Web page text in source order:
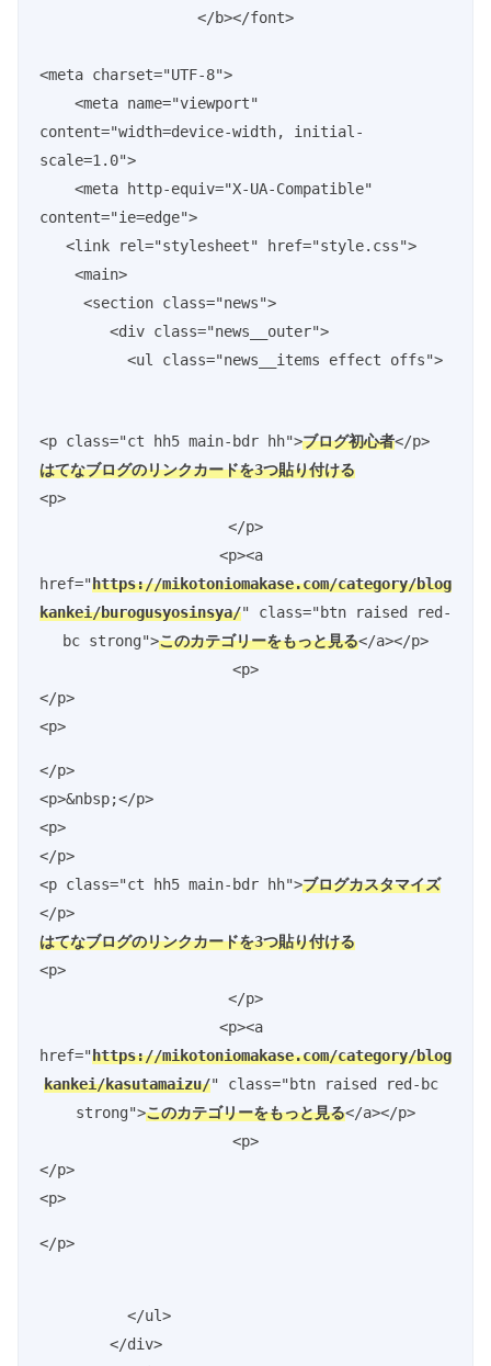
</b></font>
<meta charset="UTF-8">
content="width=device-width, initial-
scale=1.0">
content="ie=edge">
          <ul class="news__items effect offs">
<p class="ct hh5 main-bdr hh">ブログ初心者
</p>
はてなブログのリンクカードを3つ貼り付ける
<p>
</p>
<p><a
href="https://mikotoniomakase.com/category/blog
kankei/burogusyosinsya/" class="btn raised red-
bc strong">このカテゴリーをもっと見る</a></p>
<p>
</p>
<p>
</p>
<p>&nbsp;</p>
<p>
</p>
<p class="ct hh5 main-bdr hh">ブログカスタマイズ
</p>
はてなブログのリンクカードを3つ貼り付ける
<p>
</p>
<p><a
href="https://mikotoniomakase.com/category/blog
kankei/kasutamaizu/" class="btn raised red-bc
strong">このカテゴリーをもっと見る</a></p>
<p>
</p>
<p>
</p>